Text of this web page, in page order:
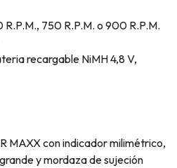
750 R.P.M. o 900 R.P.M.
recargable NiMH 4,8 V,
MAXX con indicador milimétrico,
y mordaza de sujeción